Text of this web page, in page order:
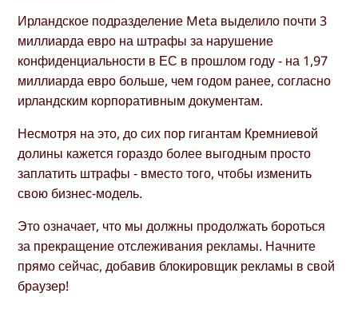
Ирландское подразделение Meta выделило почти 3
миллиарда евро на штрафы за нарушение
конфиденциальности в ЕС в прошлом году - на 1,97
миллиарда евро больше, чем годом ранее, согласно
ирландским корпоративным документам.
Несмотря на это, до сих пор гигантам Кремниевой
долины кажется гораздо более выгодным просто
заплатить штрафы - вместо того, чтобы изменить
свою бизнес-модель.
Это означает, что мы должны продолжать бороться
за прекращение отслеживания рекламы. Начните
прямо сейчас, добавив блокировщик рекламы в свой
браузер!